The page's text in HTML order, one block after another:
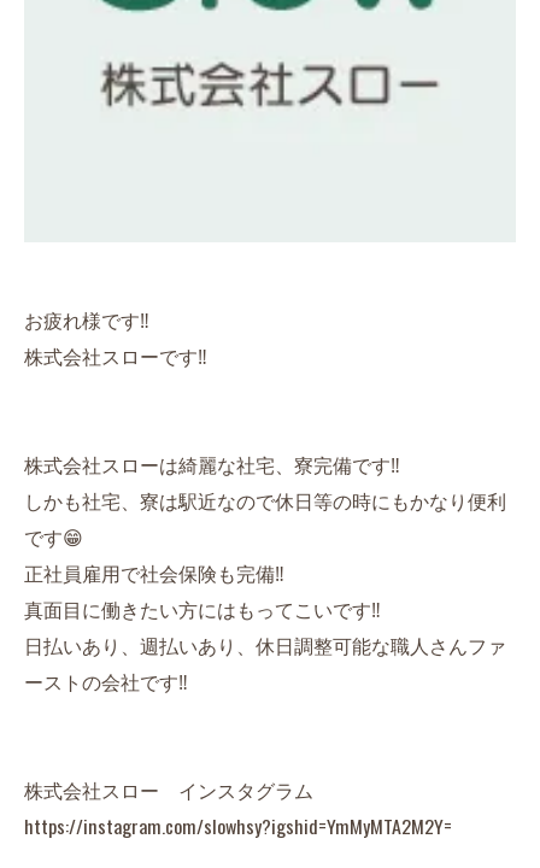
お疲れ様です‼️
株式会社スローです‼️
株式会社スローは綺麗な社宅、寮完備です‼️
しかも社宅、寮は駅近なので休日等の時にもかなり便利
です😁
正社員雇用で社会保険も完備‼️
真面目に働きたい方にはもってこいです‼️
日払いあり、週払いあり、休日調整可能な職人さんファ
ーストの会社です‼️
株式会社スロー インスタグラム
https://instagram.com/slowhsy?igshid=YmMyMTA2M2Y=